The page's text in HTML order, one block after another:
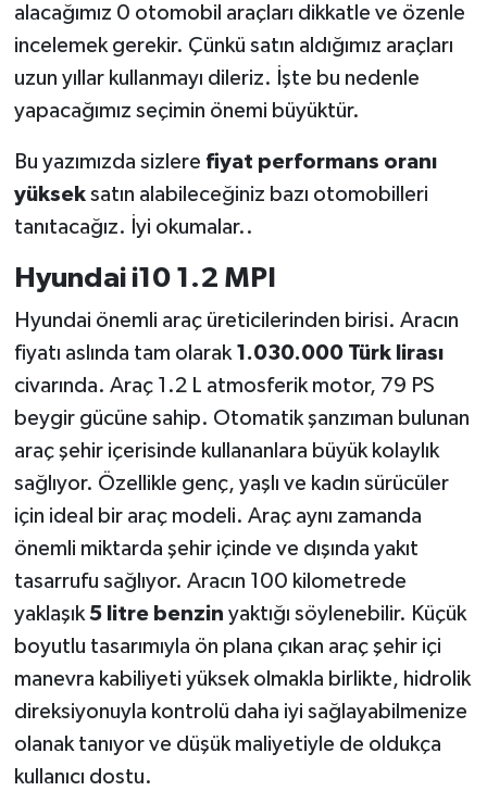
alacağımız 0 otomobil araçları dikkatle ve özenle
incelemek gerekir. Çünkü satın aldığımız araçları
uzun yıllar kullanmayı dileriz. İşte bu nedenle
yapacağımız seçimin önemi büyüktür.
Bu yazımızda sizlere fiyat performans oranı
yükseksatın alabileceğiniz bazı otomobilleri
tanıtacağız. İyi okumalar..
Hyundai i10 1.2 MPI
Hyundai önemli araç üreticilerinden birisi. Aracın
fiyatı aslında tam olarak 1.030.000 Türk lirası
civarında. Araç 1.2 L atmosferik motor, 79 PS
beygir gücüne sahip. Otomatik şanzıman bulunan
araç şehir içerisinde kullananlara büyük kolaylık
sağlıyor. Özellikle genç, yaşlı ve kadın sürücüler
için ideal bir araç modeli. Araç aynı zamanda
önemli miktarda şehir içinde ve dışında yakıt
tasarrufu sağlıyor. Aracın 100 kilometrede
yaklaşık5 litre benzin yaktığı söylenebilir. Küçük
boyutlu tasarımıyla ön plana çıkan araç şehir içi
manevra kabiliyeti yüksek olmakla birlikte, hidrolik
direksiyonuyla kontrolü daha iyi sağlayabilmenize
olanak tanıyor ve düşük maliyetiyle de oldukça
kullanıcı dostu.